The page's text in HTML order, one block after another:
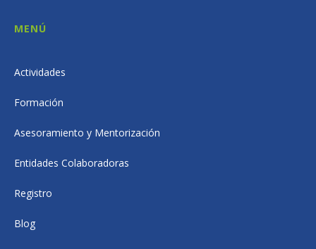
MENÚ
Actividades
Formación
Asesoramiento y Mentorización
Entidades Colaboradoras
Registro
Blog